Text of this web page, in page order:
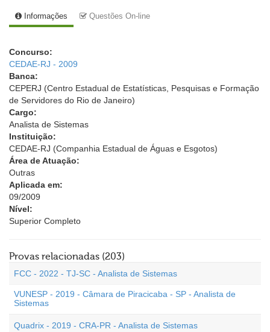
Informações Questões On-line
Concurso:
CEDAE-RJ - 2009
Banca:
CEPERJ (Centro Estadual de Estatísticas, Pesquisas e Formação
de Servidores do Rio de Janeiro)
Cargo:
Analista de Sistemas
Instituição:
CEDAE-RJ (Companhia Estadual de Águas e Esgotos)
Área de Atuação:
Outras
Aplicada em:
09/2009
Nível:
Superior Completo
Provas relacionadas (203)
FCC - 2022 - TJ-SC - Analista de Sistemas
VUNESP - 2019 - Câmara de Piracicaba - SP - Analista de
Sistemas
Quadrix - 2019 - CRA-PR - Analista de Sistemas